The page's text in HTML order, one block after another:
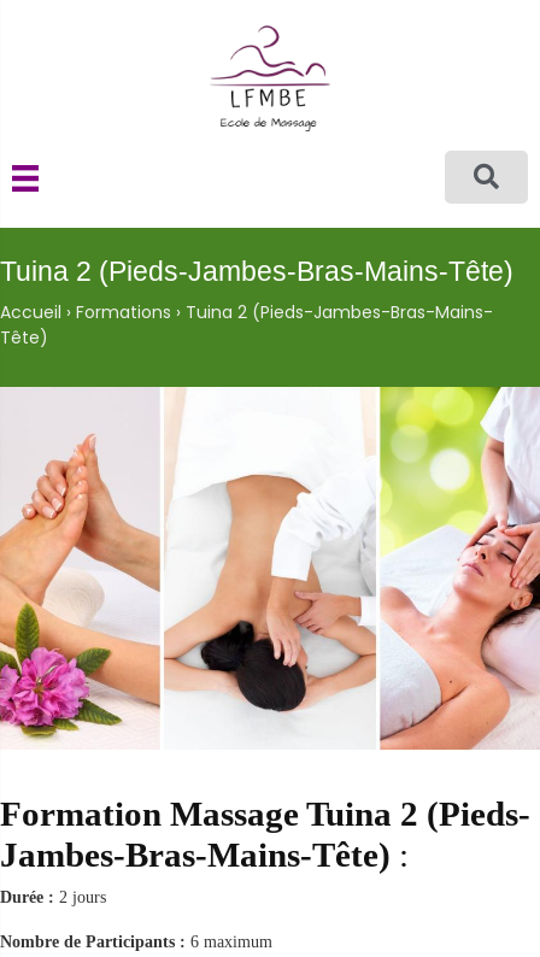
Tuina 2 (Pieds-Jambes-Bras-Mains-Tête)
Accueil › Formations › Tuina 2 (Pieds-Jambes-Bras-Mains-
Tête)
Formation Massage Tuina 2 (Pieds-
Jambes-Bras-Mains-Tête) :
Durée : 2 jours
Nombre de Participants : 6 maximum